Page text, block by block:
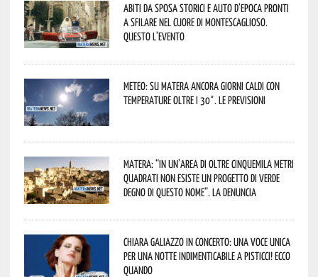
Abiti da sposa storici e auto d’epoca pronti
a sfilare nel cuore di Montescaglioso.
Questo l’evento
Meteo: su Matera ancora giorni caldi con
temperature oltre i 30°. Le previsioni
Matera: “In un’area di oltre cinquemila metri
quadrati non esiste un progetto di verde
degno di questo nome”. La denuncia
Chiara Galiazzo in concerto: una voce unica
per una notte indimenticabile a Pisticci! Ecco
quando